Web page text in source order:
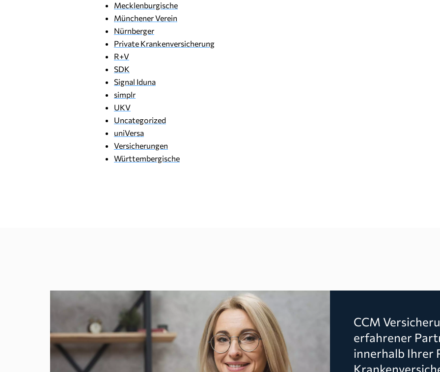
Mecklenburgische
Münchener Verein
Nürnberger
Private Krankenversicherung
R+V
SDK
Signal Iduna
simplr
UKV
Uncategorized
uniVersa
Versicherungen
Württembergische
CCM
erfahrener
innerhalb Ihrer